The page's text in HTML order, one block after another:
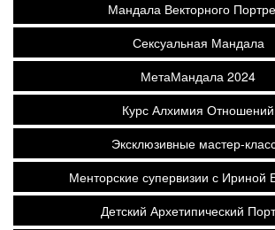
Мандала Векторного
Сексуальная Мандала
МетаМандала 2024
Курс Алхимия Отношений
Эксклюзивные мастер-
Менторские супервизии с Ириной
Детский Архетипический